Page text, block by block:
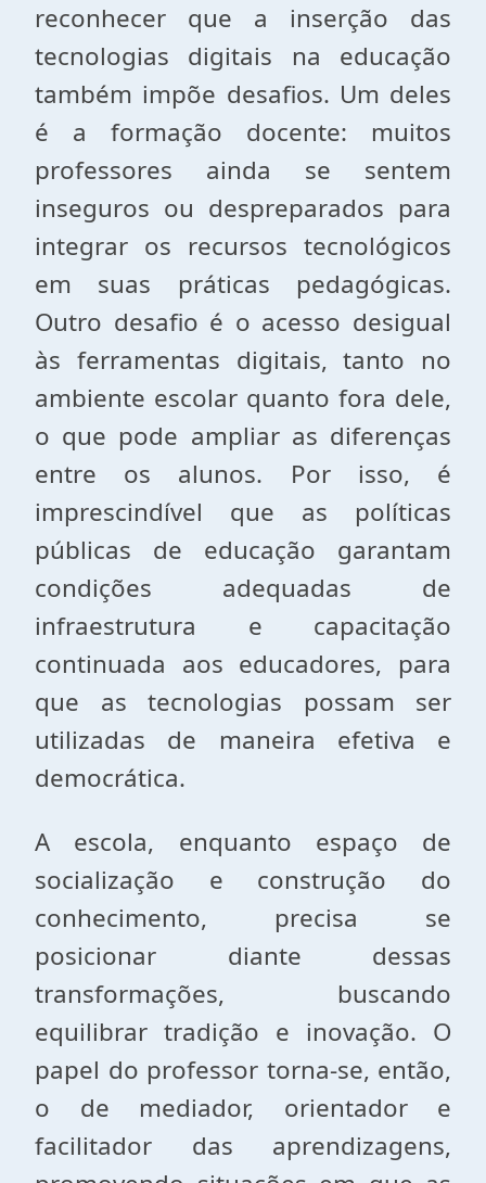
reconhecer que a inserção das
tecnologias digitais na educação
também impõe desafios. Um deles
é a formação docente: muitos
professores ainda se sentem
inseguros ou despreparados para
integrar os recursos tecnológicos
em suas práticas pedagógicas.
Outro desafio é o acesso desigual
às ferramentas digitais, tanto no
ambiente escolar quanto fora dele,
o que pode ampliar as diferenças
entre os alunos. Por isso, é
imprescindível que as políticas
públicas de educação garantam
condições adequadas de
infraestrutura e capacitação
continuada aos educadores, para
que as tecnologias possam ser
utilizadas de maneira efetiva e
democrática.
A escola, enquanto espaço de
socialização e construção do
conhecimento, precisa se
posicionar diante dessas
transformações, buscando
equilibrar tradição e inovação. O
papel do professor torna-se, então,
o de mediador, orientador e
facilitador das aprendizagens,